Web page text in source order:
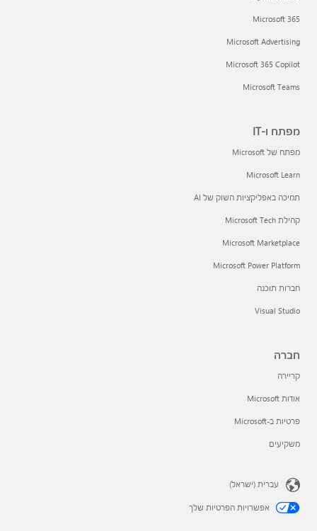
Microsoft 365
Microsoft Advertising
Microsoft 365 Copilot
Microsoft Teams
מפתח ו-IT
מפתח של Microsoft
Microsoft Learn
תמיכה באפליקציות השוק של AI
קהילת Microsoft Tech
Microsoft Marketplace
Microsoft Power Platform
חברות תוכנה
Visual Studio
חברה
קריירה
אודות Microsoft
פרטיות ב-Microsoft
משקיעים
עברית (ישראל)
אפשרויות הפרטיות שלך